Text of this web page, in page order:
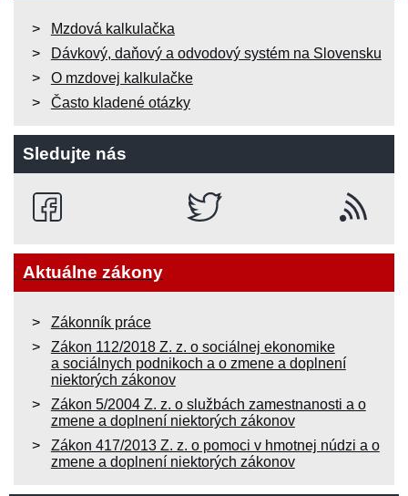
Mzdová kalkulačka
Dávkový, daňový a odvodový systém na Slovensku
O mzdovej kalkulačke
Často kladené otázky
Sledujte nás
Aktuálne zákony
Zákonník práce
Zákon 112/2018 Z. z. o sociálnej ekonomike
a sociálnych podnikoch a o zmene a doplnení
niektorých zákonov
Zákon 5/2004 Z. z. o službách zamestnanosti a o
zmene a doplnení niektorých zákonov
Zákon 417/2013 Z. z. o pomoci v hmotnej núdzi a o
zmene a doplnení niektorých zákonov